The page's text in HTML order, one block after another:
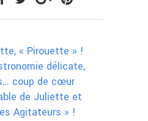
« Pirouette » !
délicate,
coup de cœur
de Juliette et
Agitateurs » !